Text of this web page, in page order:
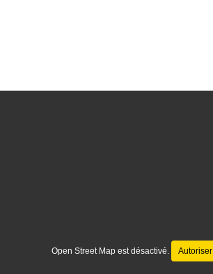
Open Street Map est désactivé. Autoriser